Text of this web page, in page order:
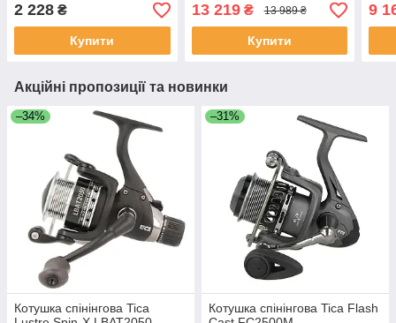
2 228 ₴
Купити
13 219₴ 13 989 ₴
Купити
9
Акційні пропозиції та новинки
–34%
Котушка спінінгова Tica
–31%
Котушка спінінгова Tica Flash